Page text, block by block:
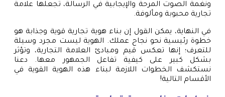
ونغمة الصوت المرحة والإيجابية في الرسالة، تجعلها علامة
تجارية محبوبة ومألوفة.
في النهاية، يمكن القول إن بناء هوية تجارية قوية وجذابة هو
خطوة رئيسية نحو نجاح عملك. الهوية ليست مجرد وسيلة
للتعرف؛ إنها تعكس قيم ومبادئ العلامة التجارية، وتؤثر
بشكل كبير على كيفية تفاعل الجمهور معها. دعنا
نستكشف الخطوات اللازمة لبناء هذه الهوية القوية في
الأقسام التالية!